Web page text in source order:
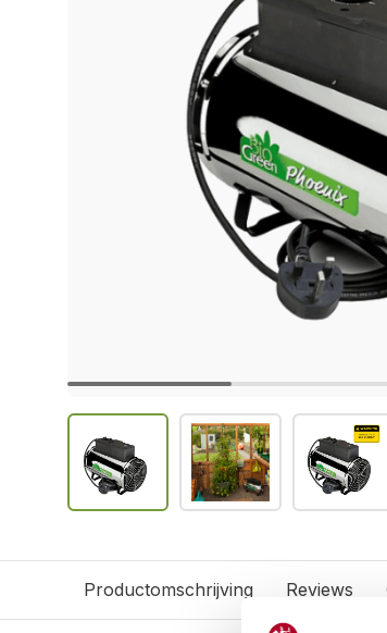
Productomschrijving Reviews